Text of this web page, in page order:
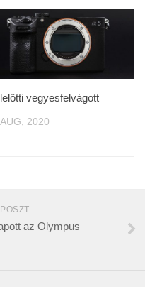
vegyesfelvágott
2020
az Olympus